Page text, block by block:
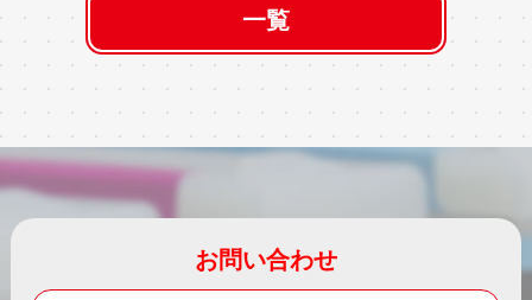
一覧
お問い合わせ